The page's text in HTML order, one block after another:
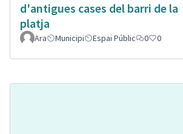
d'antigues cases del barri de la
platja
Ara Municipi Espai Públic 0 0